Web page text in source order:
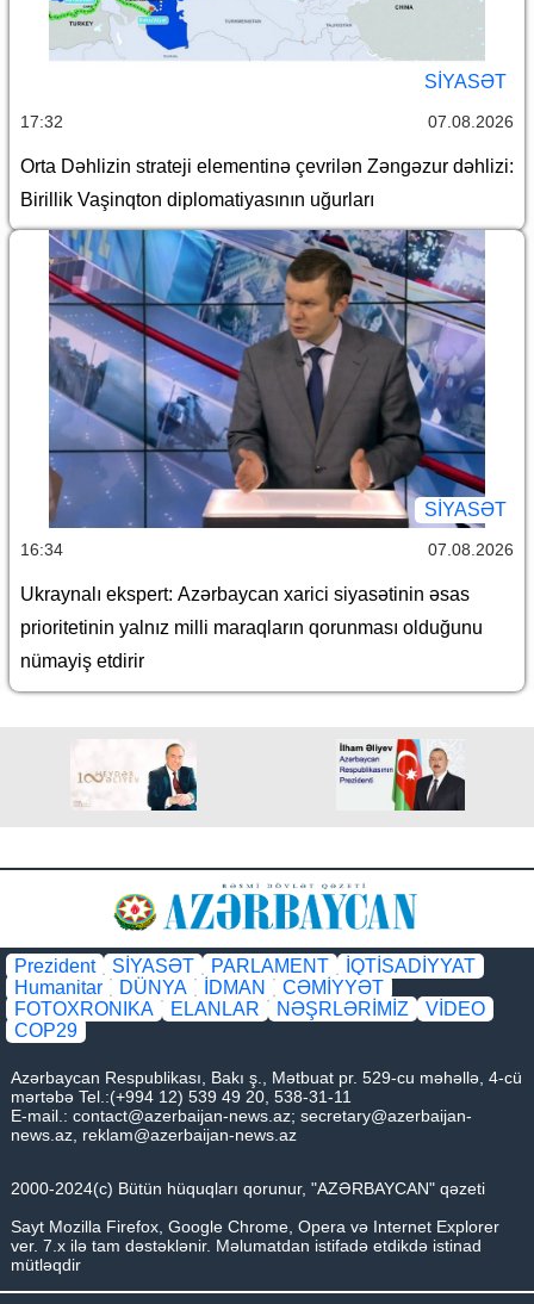
SİYASƏT
17:32 07.08.2026
Orta Dəhlizin strateji elementinə çevrilən Zəngəzur dəhlizi:
Birillik Vaşinqton diplomatiyasının uğurları
SİYASƏT
16:34 07.08.2026
Ukraynalı ekspert: Azərbaycan xarici siyasətinin əsas
prioritetinin yalnız milli maraqların qorunması olduğunu
nümayiş etdirir
Prezident SİYASƏT PARLAMENT
İQTİSADİYYAT
Humanitar
DÜNYA İDMAN
CƏMİYYƏT
FOTOXRONIKA
ELANLAR NƏŞRLƏRİMİZ
VİDEO
COP29
Azərbaycan Respublikası, Bakı ş., Mətbuat pr. 529-cu məhəllə, 4-cü
mərtəbə Tel.:(+994 12) 539 49 20, 538-31-11
E-mail.: contact@azerbaijan-news.az; secretary@azerbaijan-
news.az reklam@azerbaijan-news.az
2000-2024(c) Bütün hüquqları qorunur, "AZƏRBAYCAN" qəzeti
Sayt Mozilla Firefox, Google Chrome, Opera və Internet Explorer
ver. 7.x ilə tam dəstəklənir. Məlumatdan istifadə etdikdə istinad
mütləqdir